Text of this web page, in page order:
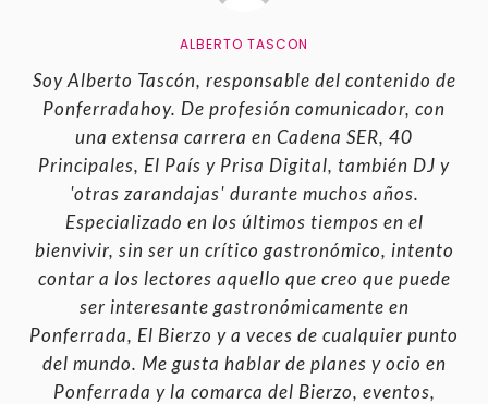
ALBERTO TASCON
Soy Alberto Tascón, responsable del contenido de
Ponferradahoy. De profesión comunicador, con
una extensa carrera en Cadena SER, 40
Principales, El País y Prisa Digital, también DJ y
'otras zarandajas' durante muchos años.
Especializado en los últimos tiempos en el
bienvivir, sin ser un crítico gastronómico, intento
contar a los lectores aquello que creo que puede
ser interesante gastronómicamente en
Ponferrada, El Bierzo y a veces de cualquier punto
del mundo. Me gusta hablar de planes y ocio en
Ponferrada y la comarca del Bierzo, eventos,